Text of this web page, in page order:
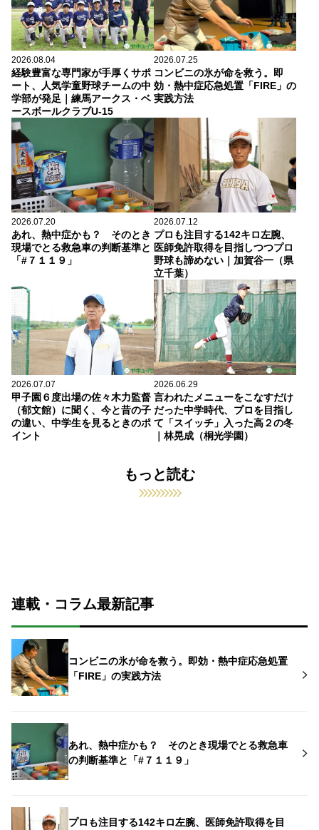
2026.08.04
経験豊富な専門家が手厚くサポ
ート、人気学童野球チームの中
学部が発足｜練馬アークス・ベ
ースボールクラブU-15
2026.07.25
コンビニの氷が命を救う。即
効・熱中症応急処置「FIRE」の
実践方法
2026.07.20
あれ、熱中症かも？ そのとき
現場でとる救急車の判断基準と
「#７１１９」
2026.07.12
プロも注目する142キロ左腕、
医師免許取得を目指しつつプロ
野球も諦めない｜加賀谷一（県
立千葉）
2026.07.07
甲子園６度出場の佐々木力監督
（郁文館）に聞く、今と昔の子
の違い、中学生を見るときのポ
イント
2026.06.29
言われたメニューをこなすだけ
だった中学時代、プロを目指し
て「スイッチ」入った高２の冬
｜林晃成（桐光学園）
もっと読む
連載・コラム最新記事
コンビニの氷が命を救う。即効・熱中症応急処置
「FIRE」の実践方法
あれ、熱中症かも？ そのとき現場でとる救急車
の判断基準と「#７１１９」
プロも注目する142キロ左腕、医師免許取得を目